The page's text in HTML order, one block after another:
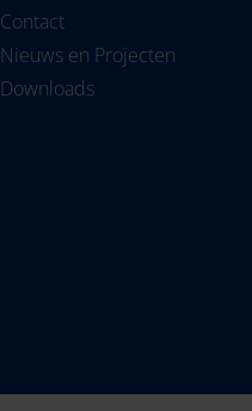
SoluForce - English
Contact
Nieuws en Projecten
Downloads